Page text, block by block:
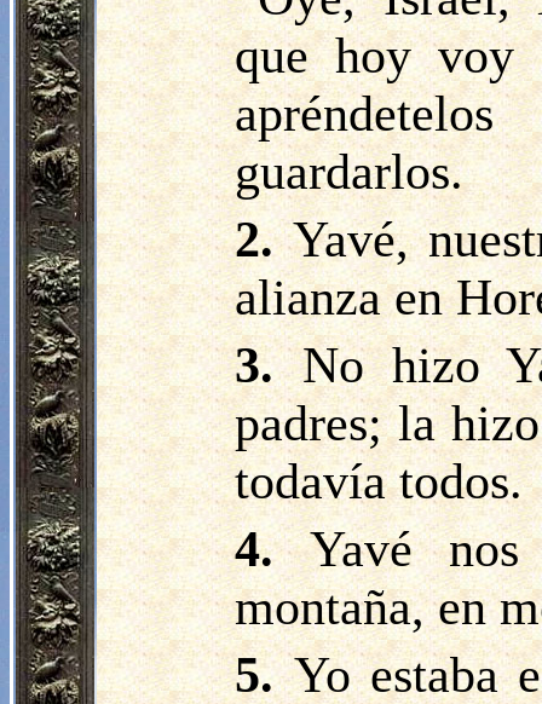
que hoy voy
guardarlos.
2.Yavé,
alianza en
3.No hizo
padres; la
todavía todos.
4.Yavé
montaña, en
5.Yo estaba